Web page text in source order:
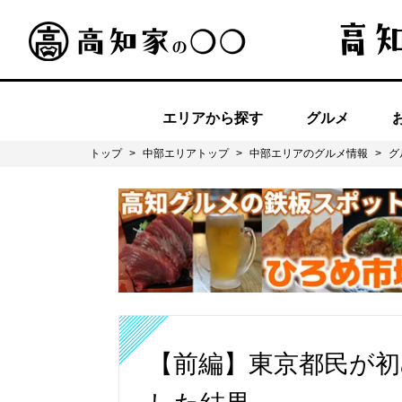
エリアから探す グルメ
トップ > 中部エリアトップ > 中部エリアのグルメ情報 > グ
【前編】東京都民が